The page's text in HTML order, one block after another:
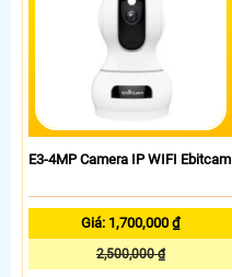
E3-4MP Camera IP WIFI Ebitcam
Giá: 1,700,000 ₫
2,500,000 ₫